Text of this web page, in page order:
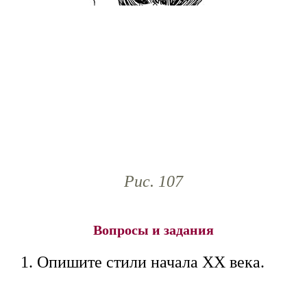
Рис. 107
Вопросы и задания
1. Опишите стили начала XX века.